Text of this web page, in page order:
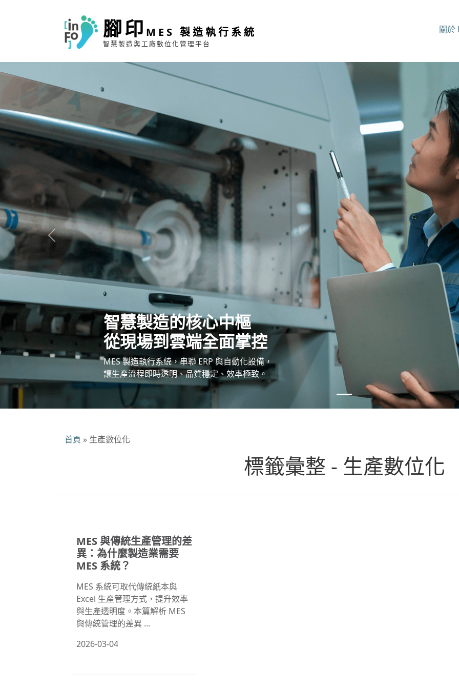
腳印 MES 製造執行系統
智慧製造與工廠數位化管理平台
關於
智慧製造的核心中樞
從現場到雲端全面掌控
MES 製造執行系統，串聯 ERP 與自動化設備，
讓生產流程即時透明、品質穩定、效率極致。
Previous
首頁 » 生產數位化
標籤彙整 - 生產數位化
MES 與傳統生產管理的差
異：為什麼製造業需要
MES 系統？
MES 系統可取代傳統紙本與
Excel 生產管理方式，提升效率
與生產透明度。本篇解析 MES
與傳統管理的差異 ...
2026-03-04